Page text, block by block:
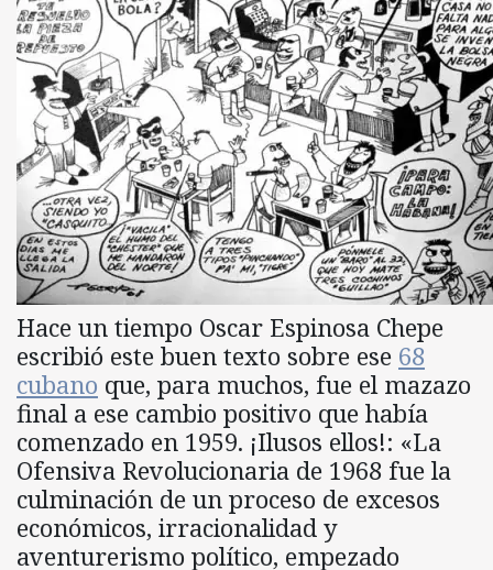
Hace un tiempo Oscar Espinosa Chepe
escribió este buen texto sobre ese 68
cubano que, para muchos, fue el mazazo
final a ese cambio positivo que había
comenzado en 1959. ¡Ilusos ellos!: «La
Ofensiva Revolucionaria de 1968 fue la
culminación de un proceso de excesos
económicos, irracionalidad y
aventurerismo político, empezado